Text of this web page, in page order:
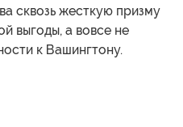
сквозь жесткую призму
выгоды, а вовсе не
к Вашингтону.